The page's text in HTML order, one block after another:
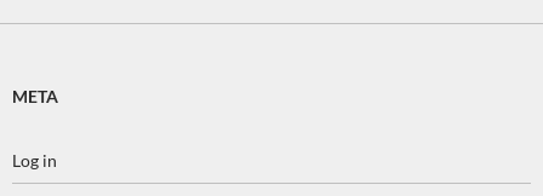
META
Log in